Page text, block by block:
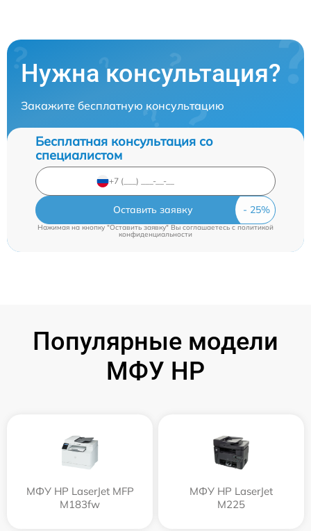
Нужна консультация?
Закажите бесплатную консультацию
Бесплатная консультация со
специалистом
Оставить заявку
Нажимая на кнопку "Оставить заявку" Вы соглашаетесь cполитикой
конфиденциальности
Популярные модели
МФУ HP
МФУ HP LaserJet MFP
M183fw
МФУ HP LaserJet
M225